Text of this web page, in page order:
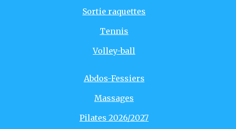
Sortie raquettes
Tennis
Volley-ball
Abdos-Fessiers
Massages
Pilates 2026/2027